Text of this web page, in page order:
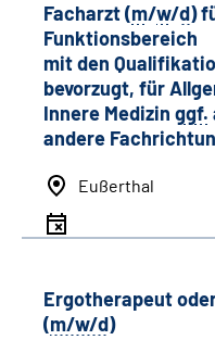
Facharzt (m/w/d)
Funktionsbereich
mit den
bevorzugt, für
Innere Medizin ggf.
andere
Eußerthal
Ergotherapeut
(m/w/d)